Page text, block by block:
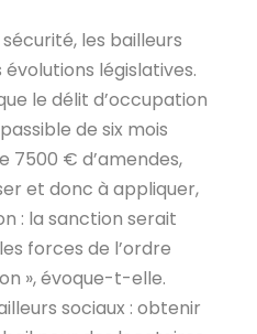
les bailleurs
législatives.
le délit d’occupation
de six mois
7500 € d’amendes,
et donc à appliquer,
: la sanction serait
forces de l’ordre
», évoque-t-elle.
sociaux : obtenir